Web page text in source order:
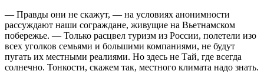
— Правды они не скажут, — на условиях анонимности
рассуждают наши сограждане, живущие на Вьетнамском
побережье. — Только расцвел туризм из России, полетели изо
всех уголков семьями и большими компаниями, не будут
пугать их местными реалиями. Но здесь не Тай, где всегда
солнечно. Тонкости, скажем так, местного климата надо знать.